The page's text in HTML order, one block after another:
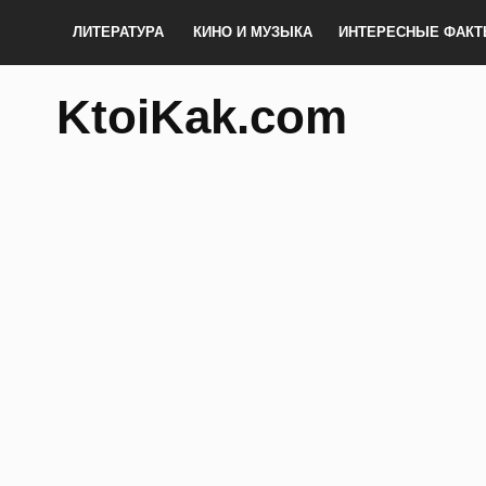
ЛИТЕРАТУРА КИНО И МУЗЫКА ИНТЕРЕСНЫЕ
KtoiKak.com